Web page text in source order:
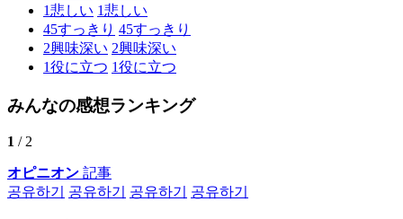
1悲しい 1悲しい
45すっきり 45すっきり
2興味深い 2興味深い
1役に立つ 1役に立つ
みんなの感想ランキング
1 / 2
オピニオン 記事
공유하기
공유하기 공유하기 공유하기